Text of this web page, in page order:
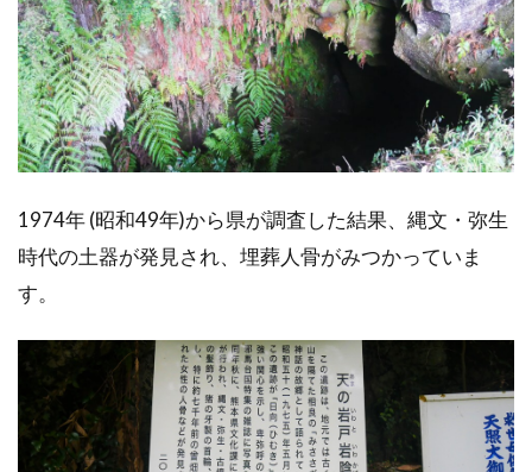
1974年 (昭和49年)から県が調査した結果、縄文・弥生
時代の土器が発見され、埋葬人骨がみつかっていま
す。